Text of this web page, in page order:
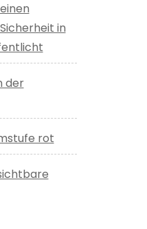
in
der
rot